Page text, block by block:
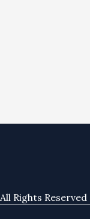
All Rights